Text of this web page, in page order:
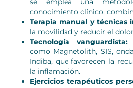
se emplea una
conocimiento clínico,
Terapia manual y técnicas
la movilidad y reducir el
Tecnología vanguardista:
como Magnetolith, SIS,
Indiba, que favorecen la
la inflamación.
Ejercicios terapéuticos